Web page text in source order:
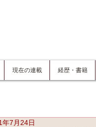
現在の連載 経歴・書籍
年7月24日